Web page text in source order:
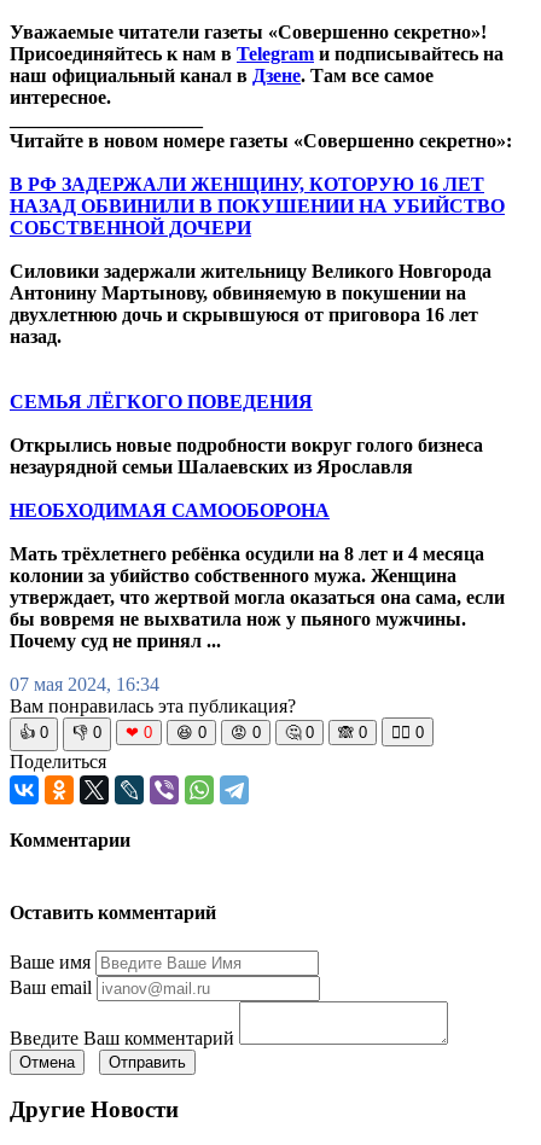
Уважаемые читатели газеты «Совершенно секретно»!
Присоединяйтесь к нам в Telegram и подписывайтесь на
наш официальный канал в Дзене. Там все самое
интересное.
Читайте в новом номере газеты «Совершенно секретно»:
В РФ ЗАДЕРЖАЛИ ЖЕНЩИНУ, КОТОРУЮ 16 ЛЕТ
НАЗАД ОБВИНИЛИ В ПОКУШЕНИИ НА УБИЙСТВО
СОБСТВЕННОЙ ДОЧЕРИ
Силовики задержали жительницу Великого Новгорода
Антонину Мартынову, обвиняемую в покушении на
двухлетнюю дочь и скрывшуюся от приговора 16 лет
назад.
СЕМЬЯ ЛЁГКОГО ПОВЕДЕНИЯ
Открылись новые подробности вокруг голого бизнеса
незаурядной семьи Шалаевских из Ярославля
НЕОБХОДИМАЯ САМООБОРОНА
Мать трёхлетнего ребёнка осудили на 8 лет и 4 месяца
колонии за убийство собственного мужа. Женщина
утверждает, что жертвой могла оказаться она сама, если
бы вовремя не выхватила нож у пьяного мужчины.
Почему суд не принял ...
07 мая 2024, 16:34
Вам понравилась эта публикация?
👍 0 👎 0 ❤ 0 😆 0 😡 0 🤔 0 🙈 0 🧘‍♀️ 0
Поделиться
Комментарии
Оставить комментарий
Ваше имя
Ваш email
Введите Ваш комментарий
Отмена Отправить
Другие Новости